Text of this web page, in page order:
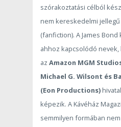
szórakoztatási célból
nem kereskedelmi
(fanfiction). A James
ahhoz kapcsolódó
az Amazon MGM
Michael G. Wilsont és
(Eon Productions)
képezik. A Kávéház
semmilyen formában